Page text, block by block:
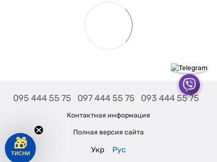
095 444 55 75 097 444 55 75 093 444 55 75
Контактная информация
Полная версия сайта
Укр Рус
🎁
ТИСНИ